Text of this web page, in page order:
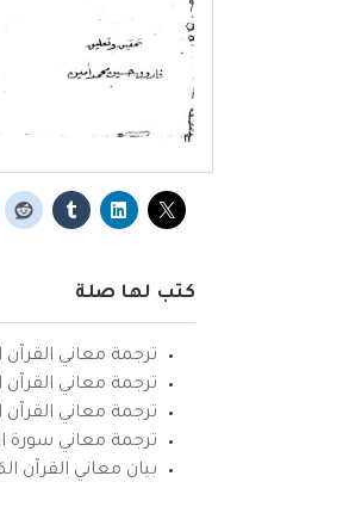
كتب لها صلة
ترجمة معاني القرآن
ترجمة معاني القرآن
ترجمة معاني
ترجمة معاني سورة
بيان معاني القرآن